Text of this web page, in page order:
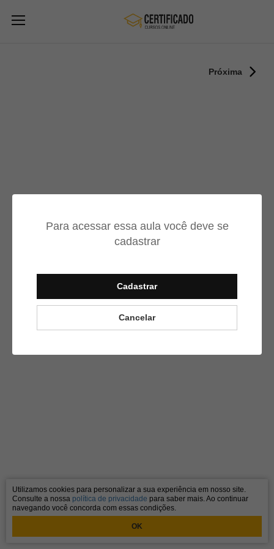
Para acessar essa aula você deve se
cadastrar
Cadastrar
Cancelar
Próxima
Utilizamos cookies para personalizar a sua experiência em nosso site.
Consulte a nossa política de privacidade para saber mais. Ao continuar
navegando você concorda com essas condições.
OK